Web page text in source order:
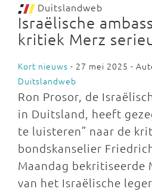
Duitslandweb
Israëlische
kritiek Merz
Kort nieuws - 27 mei 2025 -
Duitslandweb
Ron Prosor, de
in Duitsland, heeft
te luisteren” naar de
bondskanselier
Maandag bekritiseerde
van het Israëlische